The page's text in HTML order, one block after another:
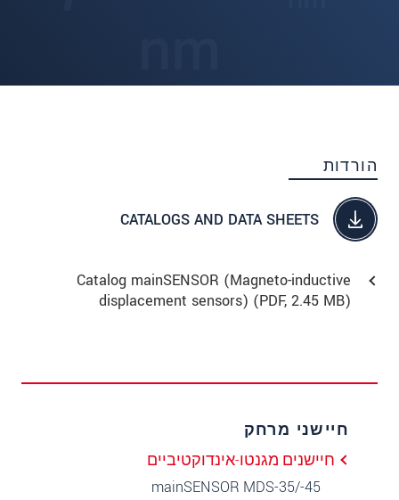
הורדות
CATALOGS AND DATA SHEETS
Catalog mainSENSOR (Magneto-inductive
displacement sensors) (PDF, 2.45 MB)
חיישני מרחק
חיישנים מגנטו-אינדוקטיביים
mainSENSOR MDS-35/-45